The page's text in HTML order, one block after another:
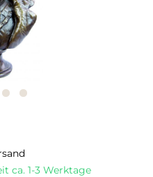
ca. 1-3 Werktage